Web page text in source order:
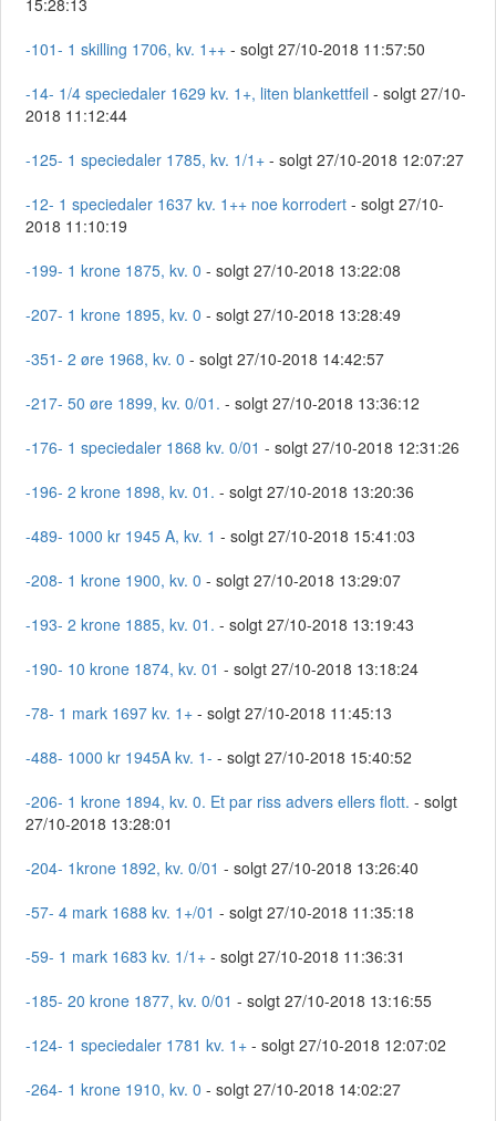
15:28:13
-101- 1 skilling 1706, kv. 1++ - solgt 27/10-2018 11:57:50
-14- 1/4 speciedaler 1629 kv. 1+, liten blankettfeil - solgt 27/10-
2018 11:12:44
-125- 1 speciedaler 1785, kv. 1/1+ - solgt 27/10-2018 12:07:27
-12- 1 speciedaler 1637 kv. 1++ noe korrodert - solgt 27/10-
2018 11:10:19
-199- 1 krone 1875, kv. 0 - solgt 27/10-2018 13:22:08
-207- 1 krone 1895, kv. 0 - solgt 27/10-2018 13:28:49
-351- 2 øre 1968, kv. 0 - solgt 27/10-2018 14:42:57
-217- 50 øre 1899, kv. 0/01. - solgt 27/10-2018 13:36:12
-176- 1 speciedaler 1868 kv. 0/01 - solgt 27/10-2018 12:31:26
-196- 2 krone 1898, kv. 01. - solgt 27/10-2018 13:20:36
-489- 1000 kr 1945 A, kv. 1 - solgt 27/10-2018 15:41:03
-208- 1 krone 1900, kv. 0 - solgt 27/10-2018 13:29:07
-193- 2 krone 1885, kv. 01. - solgt 27/10-2018 13:19:43
-190- 10 krone 1874, kv. 01 - solgt 27/10-2018 13:18:24
-78- 1 mark 1697 kv. 1+ - solgt 27/10-2018 11:45:13
-488- 1000 kr 1945A kv. 1- - solgt 27/10-2018 15:40:52
-206- 1 krone 1894, kv. 0. Et par riss advers ellers flott. - solgt
27/10-2018 13:28:01
-204- 1krone 1892, kv. 0/01 - solgt 27/10-2018 13:26:40
-57- 4 mark 1688 kv. 1+/01 - solgt 27/10-2018 11:35:18
-59- 1 mark 1683 kv. 1/1+ - solgt 27/10-2018 11:36:31
-185- 20 krone 1877, kv. 0/01 - solgt 27/10-2018 13:16:55
-124- 1 speciedaler 1781 kv. 1+ - solgt 27/10-2018 12:07:02
-264- 1 krone 1910, kv. 0 - solgt 27/10-2018 14:02:27